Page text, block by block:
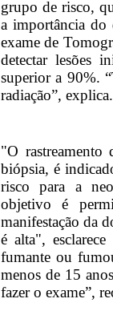
grupo de risco,
a importância do
exame de
detectar lesões
superior a 90%.
radiação”, explica.
"O rastreamento
biópsia, é
risco para a
objetivo é
manifestação da
é alta",
fumante ou
menos de 15
fazer o exame”,